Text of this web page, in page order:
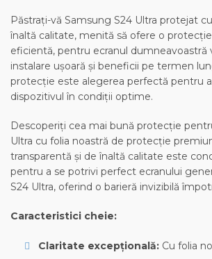
Păstrați-vă Samsung S24 Ultra protejat
înaltă calitate, menită să ofere o
eficientă, pentru ecranul dumneavoastră
instalare ușoară și beneficii pe termen
protecție este alegerea perfectă pentru
dispozitivul în condiții optime.
Descoperiți cea mai bună protecție
Ultra cu folia noastră de protecție
transparentă și de înaltă calitate este
pentru a se potrivi perfect ecranului
S24 Ultra, oferind o barieră invizibilă
Caracteristici cheie:
Claritate excepțională: Cu folia